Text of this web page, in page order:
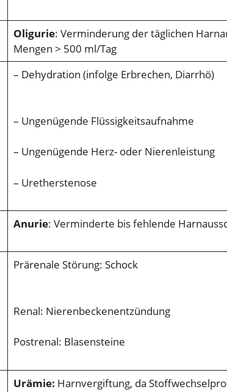
Oligurie: Verminderung der täglichen
Mengen > 500 ml/Tag
– Dehydration (infolge Erbrechen, Diarrhö)
– Ungenügende Flüssigkeitsaufnahme
– Ungenügende Herz- oder Nierenleistung
– Uretherstenose
Anurie: Verminderte bis fehlende
Prärenale Störung: Schock
Renal: Nierenbeckenentzündung
Postrenal: Blasensteine
Urämie: Harnvergiftung, da